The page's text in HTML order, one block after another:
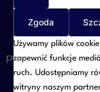
Nasze działania
przepisami
Zgoda
Używamy plików
zapewnić funkcje
ruch. Udostępniamy
witryny naszym